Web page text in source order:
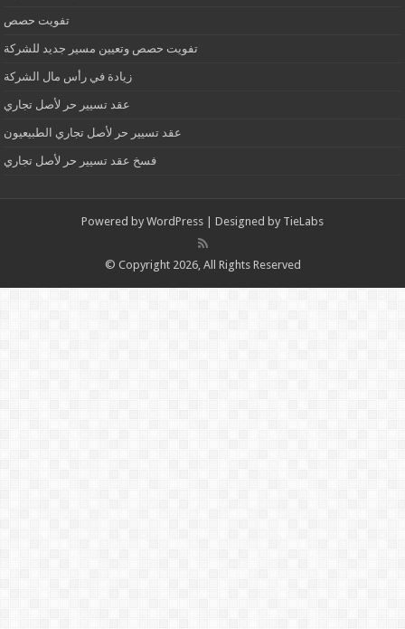
تفويت حصص
تفويت حصص وتعيين مسير جديد للشركة
زيادة في رأس مال الشركة
عقد تسيير حر لأصل تجاري
عقد تسيير حر لأصل تجاري الطبيعيون
فسخ عقد تسيير حر لأصل تجاري
Powered by WordPress | Designed by TieLabs
© Copyright 2026, All Rights Reserved